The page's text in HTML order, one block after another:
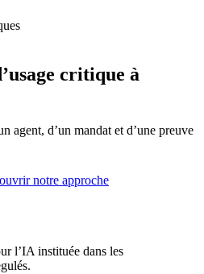
critique à
agent, d’un mandat et d’une preuve
notre approche
l’IA instituée dans les